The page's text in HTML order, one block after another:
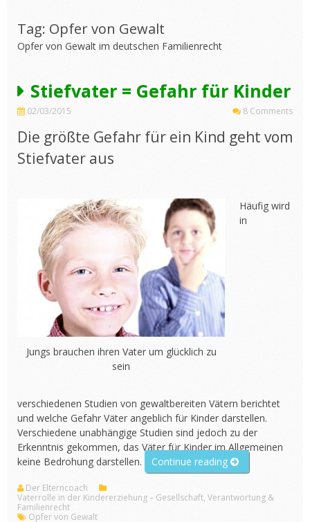
Tag: Opfer von Gewalt
Opfer von Gewalt im deutschen Familienrecht
Stiefvater = Gefahr für Kinder
02/03/2015 8 Comments
Die größte Gefahr für ein Kind geht vom
Stiefvater aus
Jungs brauchen ihren Vater um glücklich zu
sein
Häufig wird
in
verschiedenen Studien von gewaltbereiten Vätern berichtet
und welche Gefahr Väter angeblich für Kinder darstellen.
Verschiedene unabhängige Studien sind jedoch zu der
Erkenntnis gekommen, das Väter für Kinder im Allgemeinen
keine Bedrohung darstellen.
Continue reading „Stiefvater
=
für
Der Elterncoach
Vaterrolle in der Kindererziehung – Gesellschaft, Verantwortung &
Familienrecht
Opfer von Gewalt